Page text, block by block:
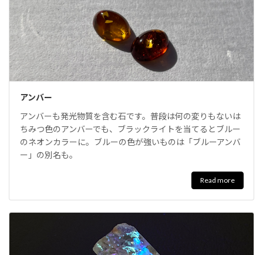
アンバー
アンバーも発光物質を含む石です。普段は何の変りもないは
ちみつ色のアンバーでも、ブラックライトを当てるとブルー
のネオンカラーに。ブルーの色が強いものは「ブルーアンバ
ー」の別名も。
Read more